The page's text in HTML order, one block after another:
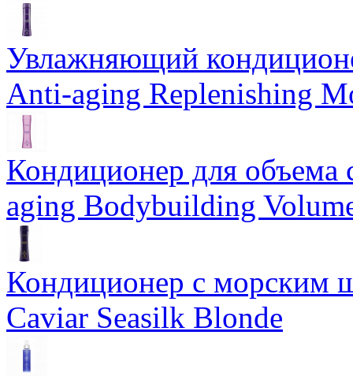
Увлажняющий
Anti-aging Replenishing
Кондиционер для
aging Bodybuilding
Кондиционер с морским
Caviar Seasilk Blonde